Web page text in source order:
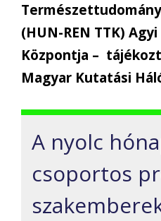
(HUN-REN TTK)
Központja –
Magyar Kutatási
A nyolc
csoportos